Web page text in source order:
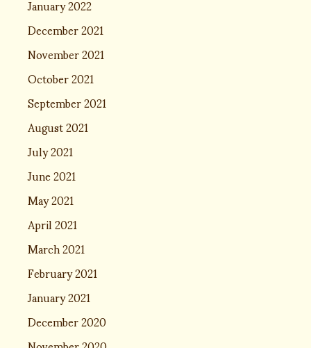
December 2021
November 2021
October 2021
September 2021
August 2021
July 2021
June 2021
May 2021
April 2021
March 2021
February 2021
January 2021
December 2020